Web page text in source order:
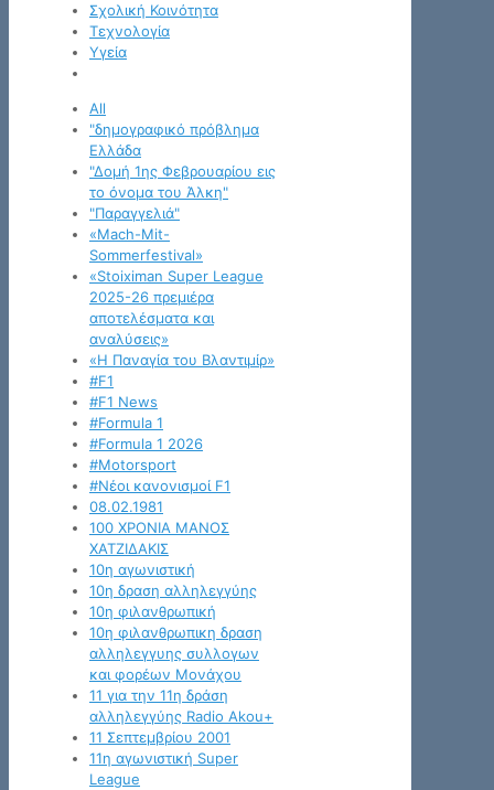
Σχολική Κοινότητα
Τεχνολογία
Υγεία
All
"δημογραφικό πρόβλημα
Ελλάδα
"Δομή 1ης Φεβρουαρίου εις
το όνομα του Άλκη"
"Παραγγελιά"
«Mach-Mit-
Sommerfestival»
«Stoiximan Super League
2025-26 πρεμιέρα
αποτελέσματα και
αναλύσεις»
«Η Παναγία του Βλαντιμίρ»
#F1
#F1 News
#Formula 1
#Formula 1 2026
#Motorsport
#Νέοι κανονισμοί F1
08.02.1981
100 ΧΡΟΝΙΑ ΜΑΝΟΣ
ΧΑΤΖΙΔΑΚΙΣ
10η αγωνιστική
10η δραση αλληλεγγύης
10η φιλανθρωπική
10η φιλανθρωπικη δραση
αλληλεγγυης συλλογων
και φορέων Μονάχου
11 για την 11η δράση
αλληλεγγύης Radio Akou+
11 Σεπτεμβρίου 2001
11η αγωνιστική Super
League